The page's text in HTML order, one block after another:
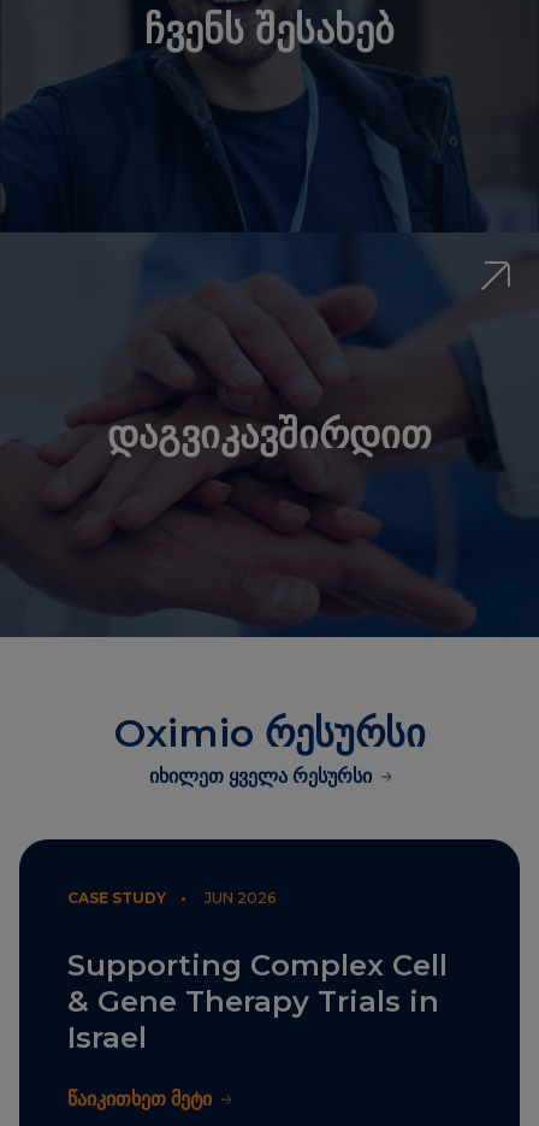
ჩვენს შესახებ
დაგვიკავშირდით
Oximio რესურსი
იხილეთ ყველა რესურსი
CASE STUDY • JUN 2026
Supporting Complex Cell
& Gene Therapy Trials in
Israel
წაიკითხეთ მეტი